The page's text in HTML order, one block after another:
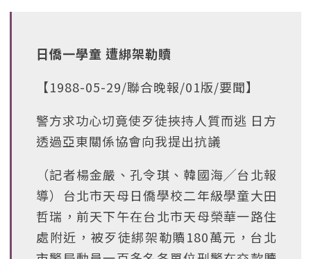
日僑一學童 遭綁架勒贖
【1988-05-29/聯合晚報/01版/要聞】
警方求功心切竟使歹徒挾持人質而逃 日方
透過亞東關係協會向我提出抗議
（記者楊金嚴、孔令琪、韓國海╱台北報
導）台北市天母日僑學校二年級學童大田
哲瑞，前天下午在台北市天母榮華一路住
處附近，被歹徒綁架勒贖180萬元，台北